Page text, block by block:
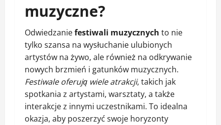
muzyczne?
Odwiedzaniefestiwali muzycznych to nie
tylko szansa na wysłuchanie ulubionych
artystów na żywo, ale również na odkrywanie
nowych brzmień i gatunków muzycznych.
Festiwale oferują wiele atrakcji, takich jak
spotkania z artystami, warsztaty, a także
interakcje z innymi uczestnikami. To idealna
okazja, aby poszerzyć swoje horyzonty